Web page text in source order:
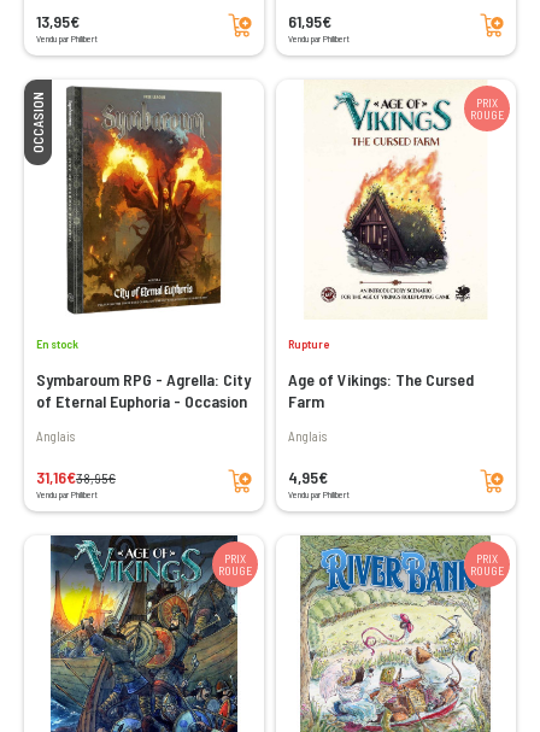
13,95€
Vendu par Philibert
Ajouter au panier 61,95€
Vendu par Philibert
Ajouter au panier
OCCASION
En stock
Symbaroum RPG - Agrella: City
of Eternal Euphoria - Occasion
Anglais
31,16€38,95€
Vendu par Philibert
Ajouter au panier
PRIX
ROUGE
Rupture
Age of Vikings: The Cursed
Farm
Anglais
4,95€
Vendu par Philibert
Ajouter au panier
PRIX
ROUGE
PRIX
ROUGE